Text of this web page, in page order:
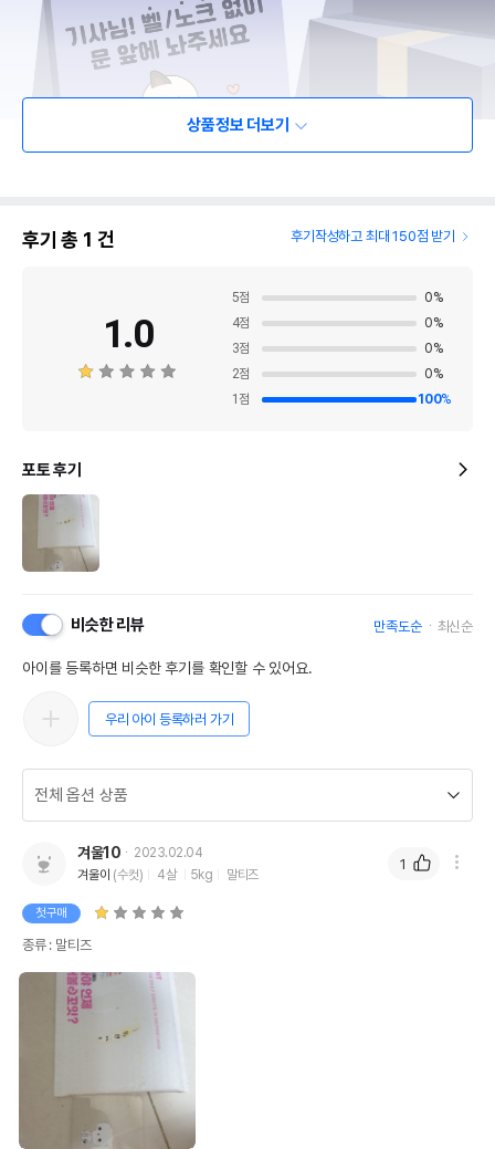
상품정보 더보기
후기 총 1 건 후기작성하고 최대 150점 받기
1.0
5점 0%
4점 0%
3점 0%
2점 0%
1 점 100%
포토 후기
비슷한 리뷰 만족도순 최신순
아이를 등록하면 비슷한 후기를 확인할 수 있어요.
우리 아이 등록하러 가기
겨울10
2023.02.04
겨울이 (수컷) 4살 5kg 말티즈
첫구매
종류 : 말티즈
1